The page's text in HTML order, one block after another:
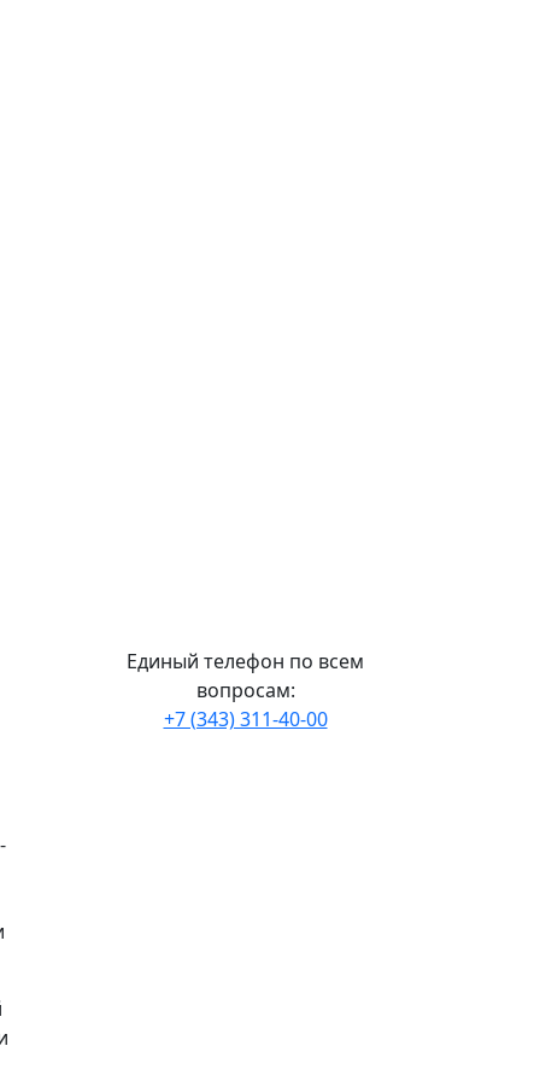
Единый телефон по всем
вопросам:
+7 (343) 311-40-00